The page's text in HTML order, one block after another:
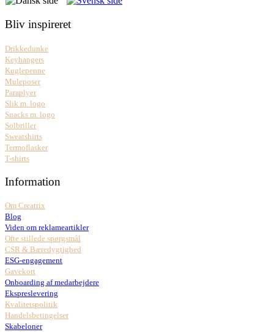
Bliv inspireret
Drikkedunke
Keyhangers
Kuglepenne
Muleposer
Paraplyer
Slik m. logo
Snacks m. logo
Solbriller
Sweatshirts
Termoflasker
T-shirts
Information
Om Creatrix
Blog
Viden om reklameartikler
Ofte stillede spørgsmål
CSR & Bæredygtighed
ESG-engagement
Gavekort
Onboarding af medarbejdere
Ekspreslevering
Kvalitetspolitik
Handelsbetingelser
Skabeloner